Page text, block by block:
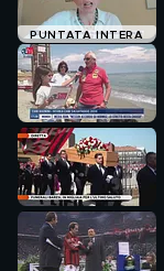
PUNTATA INTERA